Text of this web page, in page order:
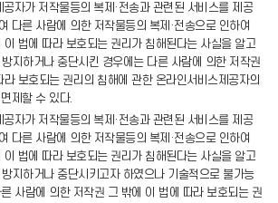
자가 저작물등의 복제·전송과 관련된 서비스를 제공
다른 사람에 의한 저작물등의 복제·전송으로 인하여
이 법에 따라 보호되는 권리가 침해된다는 사실을 알고
지하거나 중단시킨 경우에는 다른 사람에 의한 저작권
라 보호되는 권리의 침해에 관한 온라인서비스제공자의
제할 수 있다.
자가 저작물등의 복제·전송과 관련된 서비스를 제공
다른 사람에 의한 저작물등의 복제·전송으로 인하여
이 법에 따라 보호되는 권리가 침해된다는 사실을 알고
지하거나 중단시키고자 하였으나 기술적으로 불가능
사람에 의한 저작권 그 밖에 이 법에 따라 보호되는 권